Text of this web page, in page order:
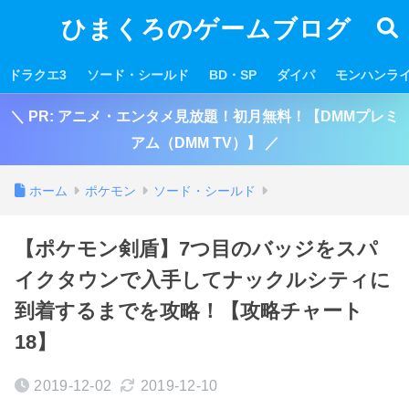
ひまくろのゲームブログ
ドラクエ3 ソード・シールド BD・SP ダイパ モンハンラ
＼ PR: アニメ・エンタメ見放題！初月無料！【DMMプレミ
アム（DMM TV）】 ／
ホーム ポケモン ソード・シールド
【ポケモン剣盾】7つ目のバッジをスパ
イクタウンで入手してナックルシティに
到着するまでを攻略！【攻略チャート
18】
2019-12-02 2019-12-10